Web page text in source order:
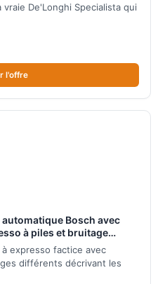
De'Longhi Specialista qui
l'offre
Bosch avec
à piles et bruitage
x 19,5 cm x 17 cm |
3 ans
expresso factice avec
différents décrivant les